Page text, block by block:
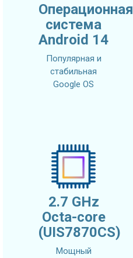
Операционная
система
Android 14
Популярная и
стабильная
Google OS
2.7 GHz
Octa-core
(UIS7870CS)
Мощный